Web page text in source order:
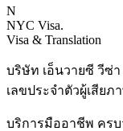
N
NYC Visa.
Visa & Translation
บริษัท เอ็นวายซี วีซ่
เลขประจำตัวผู้เสียภ
บริการมืออาชีพ ครบ